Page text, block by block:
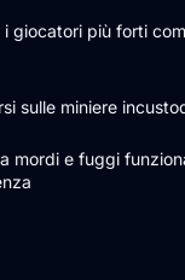
i giocatori più forti
sulle miniere
mordi e fuggi